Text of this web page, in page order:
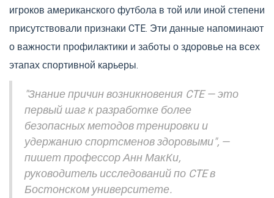
игроков американского футбола в той или иной степени
присутствовали признаки CTE. Эти данные напоминают
о важности профилактики и заботы о здоровье на всех
этапах спортивной карьеры.
"Знание причин возникновения CTE — это
первый шаг к разработке более
безопасных методов тренировки и
удержанию спортсменов здоровыми", —
пишет профессор Анн МакКи,
руководитель исследований по CTE в
Бостонском университете.